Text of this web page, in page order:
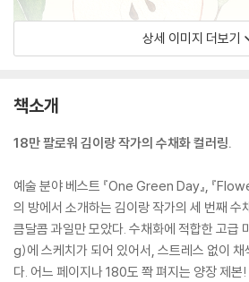
상세 이미지 더보기
책소개
18만 팔로워 김이랑 작가의 수채화 컬러링.
예술 분야 베스트 『One Green Day』, 『
의 방에서 소개하는 김이랑 작가의 세 번째 수
큼달콤 과일만 모았다. 수채화에 적합한 고
g)에 스케치가 되어 있어서, 스트레스 없이 채
다. 어느 페이지나 180도 쫙 펴지는 양장 제본